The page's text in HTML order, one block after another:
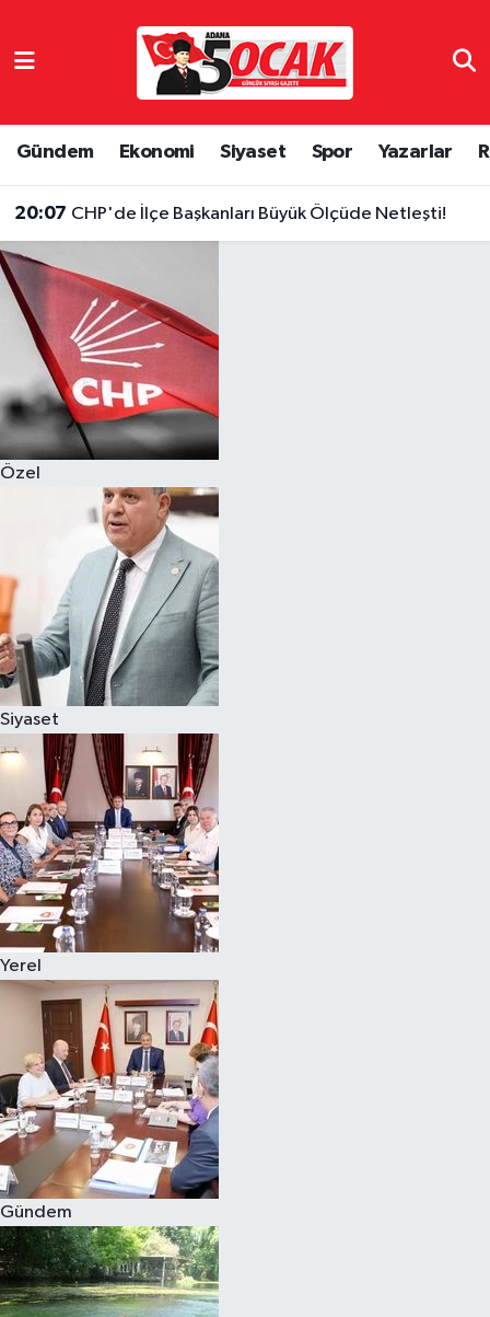
Gündem Ekonomi Siyaset Spor Yazarlar
20:07 CHP'de İlçe Başkanları Büyük Ölçüde Netleşti!
Özel
Siyaset
Yerel
Gündem
Eğitim
Ekonomi
Gündem
Magazin
Özel
Resmi İlanlar
Sağlık
Siyaset
Spor
Yaşam
Yerel Yönetimler
Yurttan
Hava Durumu
Son Dakika Haberleri
Haber Arşivi